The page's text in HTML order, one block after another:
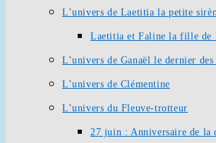
L’univers de Laetitia la petite
Laetitia et Faline la fille de
L’univers de Ganaël le dernier des
L’univers de Clémentine
L’univers du Fleuve-trotteur
27 juin : Anniversaire de la